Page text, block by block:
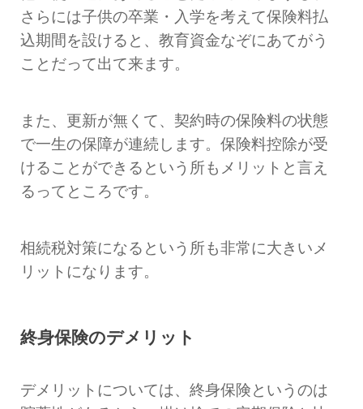
さらには子供の卒業・入学を考えて保険料払
込期間を設けると、教育資金なぞにあてがう
ことだって出て来ます。
また、更新が無くて、契約時の保険料の状態
で一生の保障が連続します。保険料控除が受
けることができるという所もメリットと言え
るってところです。
相続税対策になるという所も非常に大きいメ
リットになります。
終身保険のデメリット
デメリットについては、終身保険というのは